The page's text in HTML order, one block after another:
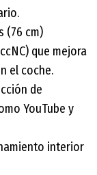
(76 cm)
que mejora
el coche.
de
YouTube y
interior